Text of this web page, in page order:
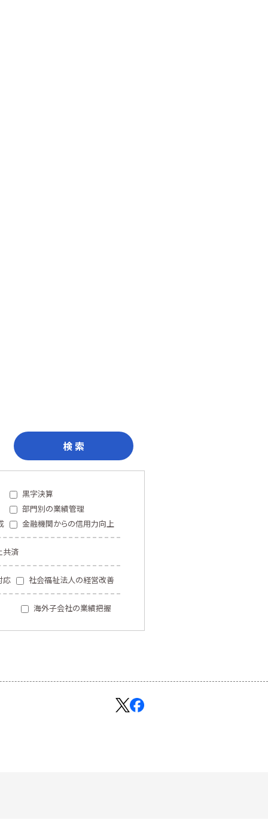
検 索
黒字決算
部門別の業績管理
金融機関からの信用力向上
共済
応 社会福祉法人の経営改善
海外子会社の業績把握